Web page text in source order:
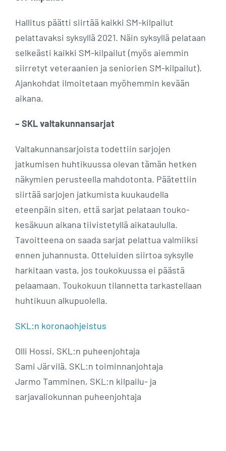
Hallitus päätti siirtää kaikki SM-kilpailut
pelattavaksi syksyllä 2021. Näin syksyllä pelataan
selkeästi kaikki SM-kilpailut (myös aiemmin
siirretyt veteraanien ja seniorien SM-kilpailut).
Ajankohdat ilmoitetaan myöhemmin kevään
aikana.
– SKL valtakunnansarjat
Valtakunnansarjoista todettiin sarjojen
jatkumisen huhtikuussa olevan tämän hetken
näkymien perusteella mahdotonta. Päätettiin
siirtää sarjojen jatkumista kuukaudella
eteenpäin siten, että sarjat pelataan touko-
kesäkuun aikana tiivistetyllä aikataululla.
Tavoitteena on saada sarjat pelattua valmiiksi
ennen juhannusta. Otteluiden siirtoa syksylle
harkitaan vasta, jos toukokuussa ei päästä
pelaamaan. Toukokuun tilannetta tarkastellaan
huhtikuun alkupuolella.
SKL:n koronaohjeistus
Olli Hossi, SKL:n puheenjohtaja
Sami Järvilä, SKL:n toiminnanjohtaja
Jarmo Tamminen, SKL:n kilpailu- ja
sarjavaliokunnan puheenjohtaja